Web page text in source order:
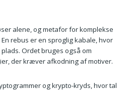
alene, og metafor for komplekse
rebus er en sproglig kabale, hvor
Ordet bruges også om
der kræver afkodning af motiver.
og krypto-kryds, hvor tal